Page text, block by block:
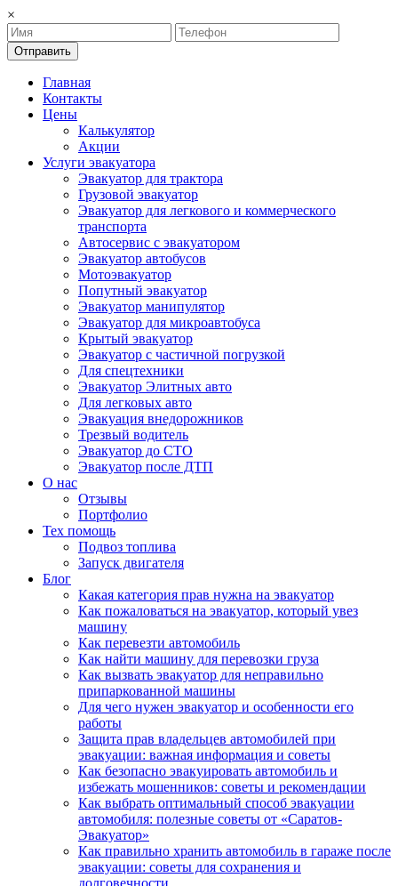
×
Отправить
Главная
Контакты
Цены
Калькулятор
Акции
Услуги эвакуатора
Эвакуатор для трактора
Грузовой эвакуатор
Эвакуатор для легкового и коммерческого
транспорта
Автосервис с эвакуатором
Эвакуатор автобусов
Мотоэвакуатор
Попутный эвакуатор
Эвакуатор манипулятор
Эвакуатор для микроавтобуса
Крытый эвакуатор
Эвакуатор с частичной погрузкой
Для спецтехники
Эвакуатор Элитных авто
Для легковых авто
Эвакуация внедорожников
Трезвый водитель
Эвакуатор до СТО
Эвакуатор после ДТП
О нас
Отзывы
Портфолио
Тех помощь
Подвоз топлива
Запуск двигателя
Блог
Какая категория прав нужна на эвакуатор
Как пожаловаться на эвакуатор, который увез
машину
Как перевезти автомобиль
Как найти машину для перевозки груза
Как вызвать эвакуатор для неправильно
припаркованной машины
Для чего нужен эвакуатор и особенности его
работы
Защита прав владельцев автомобилей при
эвакуации: важная информация и советы
Как безопасно эвакуировать автомобиль и
избежать мошенников: советы и рекомендации
Как выбрать оптимальный способ эвакуации
автомобиля: полезные советы от «Саратов-
Эвакуатор»
Как правильно хранить автомобиль в гараже после
эвакуации: советы для сохранения и
долговечности